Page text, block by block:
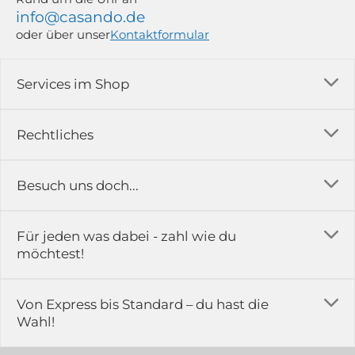
Rechtliches
Impressum
Rückgabe & Reklamation
Widerrufsrecht
Datenschutz-Einstellung
Services im Shop
Versandkosten
Erfahrungsberichte & Bewertungen
Kontakt
Karriere
Gewerbekunden
Besuch uns doch...
in der Ausstellung...
51789 Lindlar
Hinweis:
info@casando.de
oder über unserKontaktformular
Für jeden was dabei - zahl wie du
möchtest!
Von Express bis Standard – du hast die
Wahl!